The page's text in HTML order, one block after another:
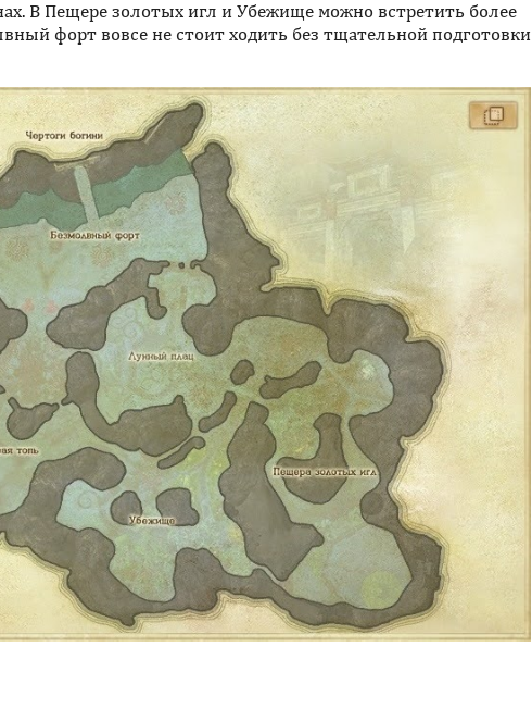
В Пещере золотых игл и Убежище можно встретить более
форт вовсе не стоит ходить без тщательной подготовки